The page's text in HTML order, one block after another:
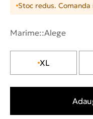
Stoc redus. Comanda
Marime::Alege
XL